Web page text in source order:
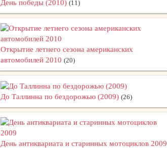
День победы (2010) (11)
Открытие летнего сезона американских
автомобилей 2010 (20)
До Таллинна по бездорожью (2009) (26)
День антиквариата и старинных мотоциклов 2009